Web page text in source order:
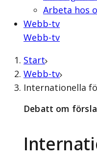
Arbeta hos
Webb-tv
Webb-tv
Start
Webb-tv
Internationella
Debatt om